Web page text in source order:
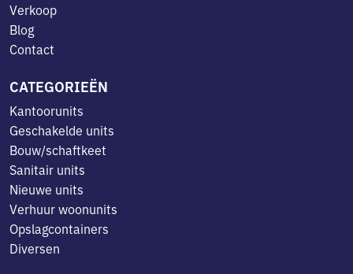
Verkoop
Blog
Contact
CATEGORIEËN
Kantoorunits
Geschakelde units
Bouw/schaftkeet
Sanitair units
Nieuwe units
Verhuur woonunits
Opslagcontainers
Diversen